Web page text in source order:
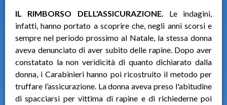
IL RIMBORSO DELL'ASSICURAZIONE. Le indagini,
infatti, hanno portato a scoprire che, negli anni scorsi e
sempre nel periodo prossimo al Natale, la stessa donna
aveva denunciato di aver subito delle rapine. Dopo aver
constatato la non veridicità di quanto dichiarato dalla
donna, i Carabinieri hanno poi ricostruito il metodo per
truffare l’assicurazione. La donna aveva preso l'abitudine
di spacciarsi per vittima di rapine e di richiederne poi